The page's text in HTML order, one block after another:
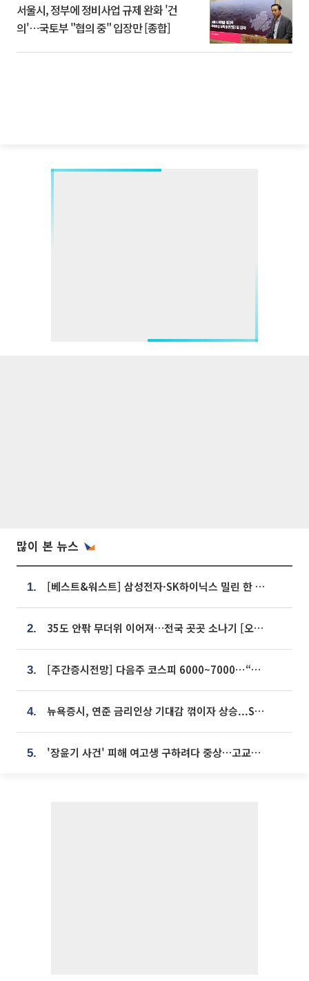
서울시, 정부에 정비사업 규제 완화 '건
의'⋯국토부 "협의 중" 입장만 [종합]
많이 본 뉴스
1. [베스트&워스트] 삼성전자·SK하이닉스 밀린 한 주…상상인증권은 85% 급등
2. 35도 안팎 무더위 이어져…전국 곳곳 소나기 [오늘 날씨]
3. [주간증시전망] 다음주 코스피 6000~7000⋯“外人 수급은 정책이 변수”
4. 뉴욕증시, 연준 금리인상 기대감 꺾이자 상승...S&P500 사상 최고치 [종합]
5. '장윤기 사건' 피해 여고생 구하려다 중상…고교생 의상자 지정